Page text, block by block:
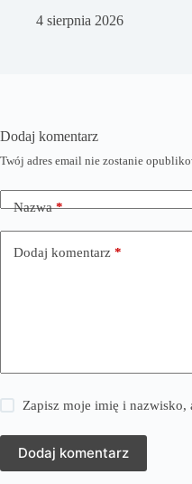
4 sierpnia 2026
Dodaj komentarz
Twój adres email nie zostanie
Nazwa*
Dodaj komentarz *
Zapisz moje imię i nazwisko,
Dodaj komentarz